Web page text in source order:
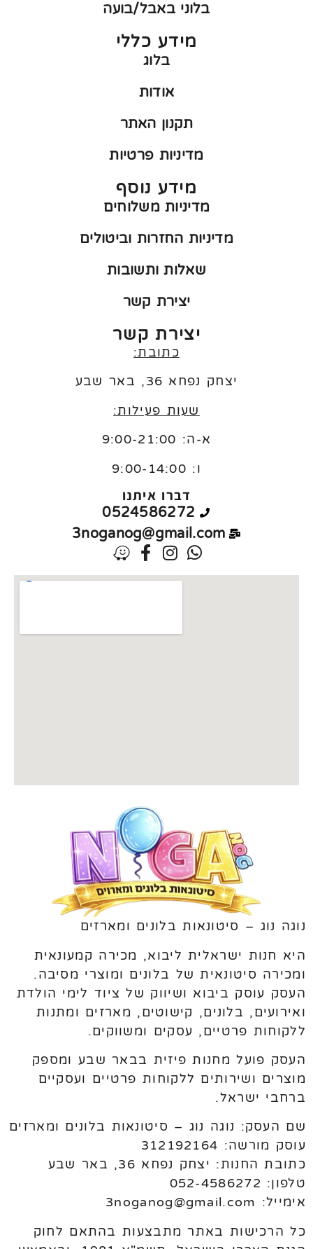
בלוני באבל/בועה
מידע כללי
בלוג
אודות
תקנון האתר
מדיניות פרטיות
מידע נוסף
מדיניות משלוחים
מדיניות החזרות וביטולים
שאלות ותשובות
יצירת קשר
יצירת קשר
כתובת:
יצחק נפחא 36, באר שבע
שעות פעילות:
א-ה: 9:00-21:00
ו: 9:00-14:00
דברו איתנו
0524586272
3noganog@gmail.com
נוגה נוג – סיטונאות בלונים ומארזים
היא חנות ישראלית ליבוא, מכירה קמעונאית
ומכירה סיטונאית של בלונים ומוצרי מסיבה.
העסק עוסק ביבוא ושיווק של ציוד לימי הולדת
ואירועים, בלונים, קישוטים, מארזים ומתנות
ללקוחות פרטיים, עסקים ומשווקים.
העסק פועל מחנות פיזית בבאר שבע ומספק
מוצרים ושירותים ללקוחות פרטיים ועסקיים
ברחבי ישראל.
שם העסק: נוגה נוג – סיטונאות בלונים ומארזים
עוסק מורשה: 312192164
כתובת החנות: יצחק נפחא 36, באר שבע
טלפון: 052-4586272
אימייל: 3noganog@gmail.com
כל הרכישות באתר מתבצעות בהתאם לחוק